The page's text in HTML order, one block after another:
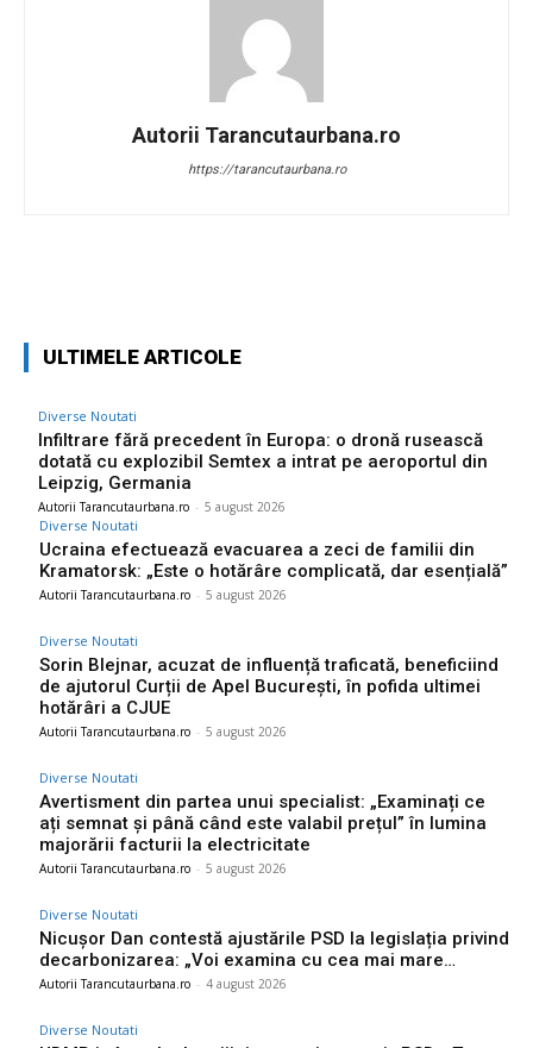
Autorii Tarancutaurbana.ro
https://tarancutaurbana.ro
ULTIMELE ARTICOLE
Diverse Noutati
Infiltrare fără precedent în Europa: o dronă rusească
dotată cu explozibil Semtex a intrat pe aeroportul din
Leipzig, Germania
Autorii Tarancutaurbana.ro - 5 august 2026
Diverse Noutati
Ucraina efectuează evacuarea a zeci de familii din
Kramatorsk: „Este o hotărâre complicată, dar esențială”
Autorii Tarancutaurbana.ro - 5 august 2026
Diverse Noutati
Sorin Blejnar, acuzat de influență traficată, beneficiind
de ajutorul Curții de Apel București, în pofida ultimei
hotărâri a CJUE
Autorii Tarancutaurbana.ro - 5 august 2026
Diverse Noutati
Avertisment din partea unui specialist: „Examinați ce
ați semnat și până când este valabil prețul” în lumina
majorării facturii la electricitate
Autorii Tarancutaurbana.ro - 5 august 2026
Diverse Noutati
Nicușor Dan contestă ajustările PSD la legislația privind
decarbonizarea: „Voi examina cu cea mai mare…
Autorii Tarancutaurbana.ro - 4 august 2026
Diverse Noutati